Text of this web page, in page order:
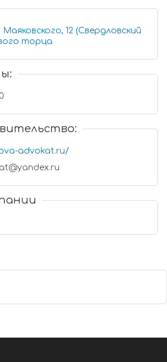
12 (Свердловский
левого торца
advokat.ru/